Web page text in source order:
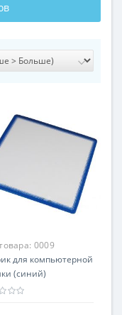
0009
для компьютерной
(синий)